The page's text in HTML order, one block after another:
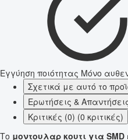
Εγγύηση ποιότητας Μόνο
Σχετικά με αυτό το
Ερωτήσεις &
Κριτικές (0) (0 κριτικές)
Το μοντουλαρ κουτι για